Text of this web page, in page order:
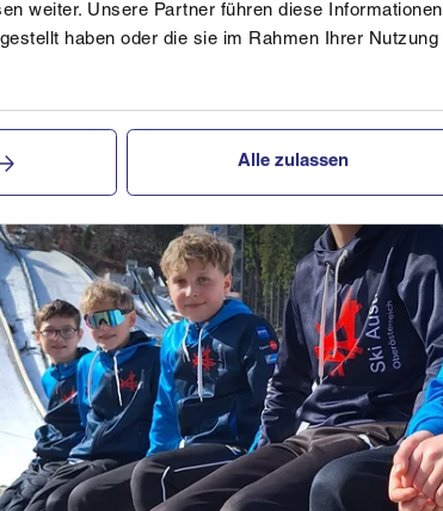
weiter. Unsere Partner führen diese Informationen
haben oder die sie im Rahmen Ihrer Nutzung
Alle zulassen